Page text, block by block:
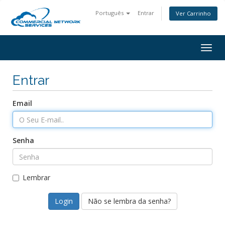
Português Entrar Ver Carrinho
Entrar
Email
Senha
Lembrar
Não se lembra da senha?